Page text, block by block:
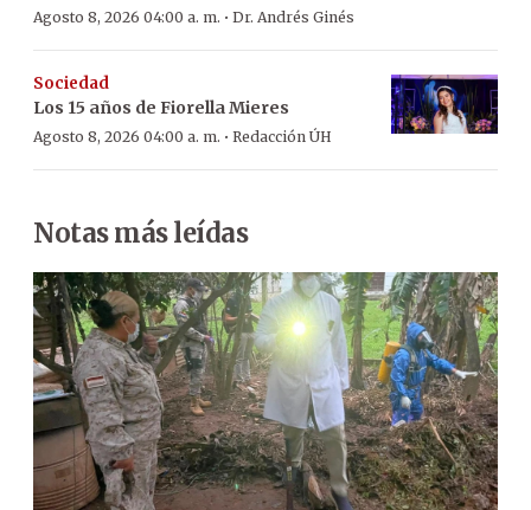
Agosto 8, 2026 04:00 a. m. · Dr. Andrés Ginés
Sociedad
Los 15 años de Fiorella Mieres
Agosto 8, 2026 04:00 a. m. · Redacción ÚH
Notas más leídas